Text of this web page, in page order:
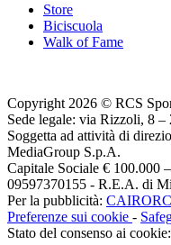
Store
Biciscuola
Walk of Fame
Copyright 2026 © RCS
Sede legale: via Rizzoli, 8
Soggetta ad attività di
MediaGroup S.p.A.
Capitale Sociale € 100.000
09597370155 - R.E.A. di
Per la pubblicità:
Preferenze sui cookie -
Stato del consenso ai cookie: